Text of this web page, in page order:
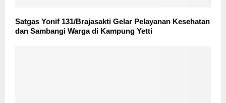
Satgas Yonif 131/Brajasakti Gelar Pelayanan Kesehatan
dan Sambangi Warga di Kampung Yetti